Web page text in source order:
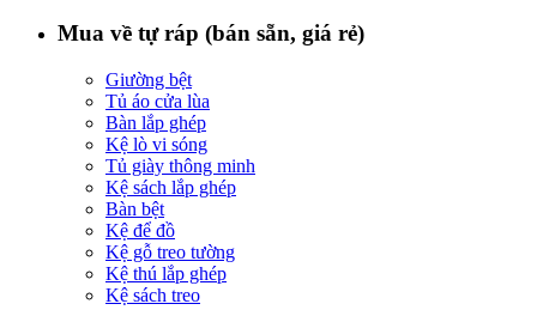
Mua về tự ráp (bán sẵn, giá rẻ)
Giường bệt
Tủ áo cửa lùa
Bàn lắp ghép
Kệ lò vi sóng
Tủ giày thông minh
Kệ sách lắp ghép
Bàn bệt
Kệ để đồ
Kệ gỗ treo tường
Kệ thú lắp ghép
Kệ sách treo